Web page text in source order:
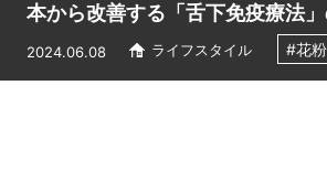
本から改善する「舌下免疫療法
2024.06.08 ライフスタイル #花